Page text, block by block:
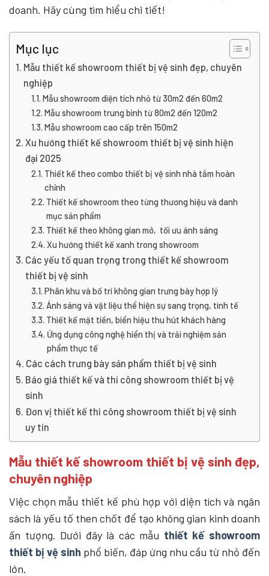
doanh. Hãy cùng tìm hiểu chi tiết!
Mục lục
Mẫu thiết kế showroom thiết bị vệ sinh đẹp, chuyên
nghiệp
Mẫu showroom diện tích nhỏ từ 30m2 đến 60m2
Mẫu showroom trung bình từ 80m2 đến 120m2
Mẫu showroom cao cấp trên 150m2
Xu hướng thiết kế showroom thiết bị vệ sinh hiện
đại 2025
Thiết kế theo combo thiết bị vệ sinh nhà tắm hoàn
chỉnh
Thiết kế showroom theo từng thương hiệu và danh
mục sản phẩm
Thiết kế theo không gian mở, tối ưu ánh sáng
Xu hướng thiết kế xanh trong showroom
Các yếu tố quan trọng trong thiết kế showroom
thiết bị vệ sinh
Phân khu và bố trí không gian trưng bày hợp lý
Ánh sáng và vật liệu thể hiện sự sang trọng, tinh tế
Thiết kế mặt tiền, biển hiệu thu hút khách hàng
Ứng dụng công nghệ hiển thị và trải nghiệm sản
phẩm thực tế
Các cách trưng bày sản phẩm thiết bị vệ sinh
Báo giá thiết kế và thi công showroom thiết bị vệ
sinh
Đơn vị thiết kế thi công showroom thiết bị vệ sinh
uy tín
Mẫu thiết kế showroom thiết bị vệ sinh đẹp,
chuyên nghiệp
Việc chọn mẫu thiết kế phù hợp với diện tích và ngân
sách là yếu tố then chốt để tạo không gian kinh doanh
ấn tượng. Dưới đây là các mẫu thiết kế showroom
thiết bị vệ sinh phổ biến, đáp ứng nhu cầu từ nhỏ đến
lớn.